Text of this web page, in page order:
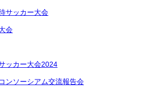
サッカー大会
会
ッカー大会2024
ンソーシアム交流報告会